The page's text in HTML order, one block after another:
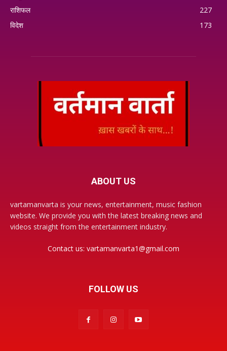
राशिफल
227
विदेश
173
ABOUT US
vartamanvarta is your news, entertainment, music fashion
website. We provide you with the latest breaking news and
videos straight from the entertainment industry.
Contact us: vartamanvarta1@gmail.com
FOLLOW US